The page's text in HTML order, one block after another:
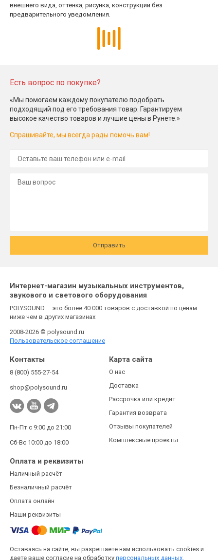
внешнего вида, оттенка, рисунка, конструкции без
предварительного уведомления.
Есть вопрос по покупке?
«Мы помогаем каждому покупателю подобрать
подходящий под его требования товар. Гарантируем
высокое качество товаров и лучшие цены в Рунете.»
Спрашивайте, мы всегда рады помочь вам!
Отправить
Интернет-магазин музыкальных инструментов,
звукового и светового оборудования
POLYSOUND — это более 40 000 товаров с доставкой по ценам
ниже чем в других магазинах
2008-2026 © polysound.ru
Пользовательское соглашение
Контакты
8 (800) 555-27-54
shop@polysound.ru
Пн-Пт с 9:00 до 21:00
Сб-Вс 10:00 до 18:00
Карта сайта
О нас
Доставка
Рассрочка или кредит
Гарантия возврата
Отзывы покупателей
Комплексные проекты
Оплата и реквизиты
Наличный расчёт
Безналичный расчёт
Оплата онлайн
Наши реквизиты
Оставаясь на сайте, вы разрешаете нам использовать cookies и
даете ваше согласие на обработку персональных данных.